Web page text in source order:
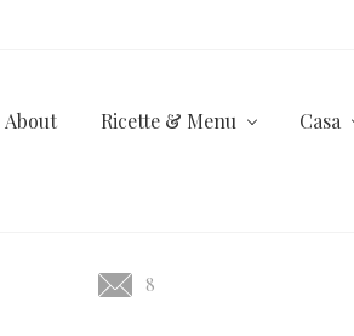
About Ricette & Menu Casa
8